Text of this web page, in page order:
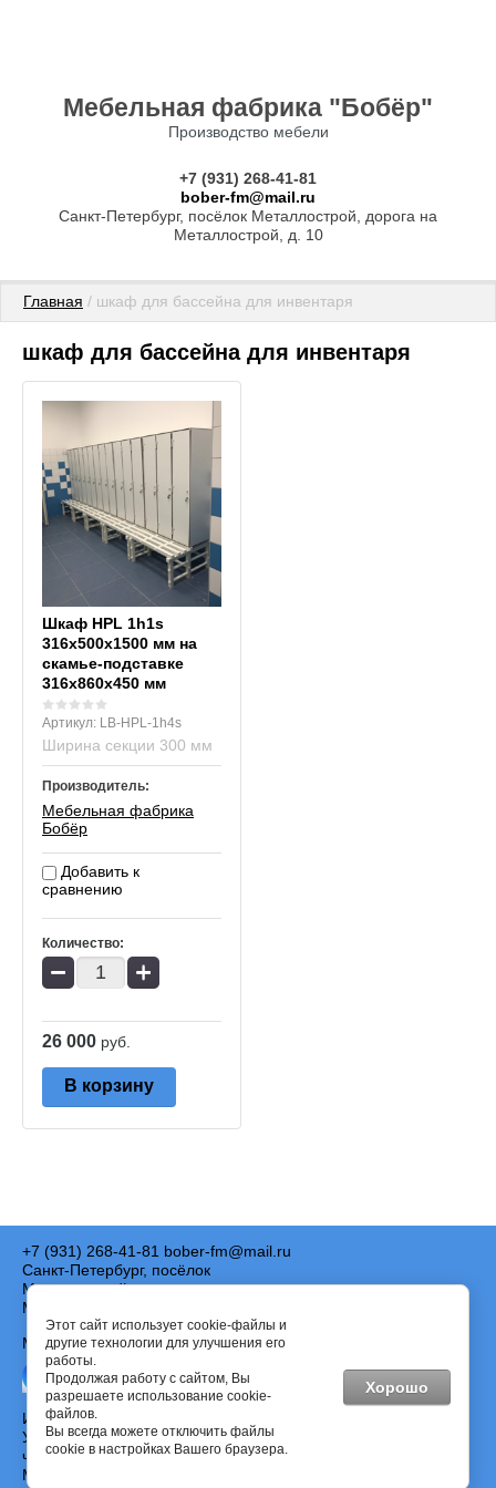
Мебельная фабрика "Бобёр"
Производство мебели
+7 (931) 268-41-81
bober-fm@mail.ru
Санкт-Петербург, посёлок Металлострой, дорога на
Металлострой, д. 10
Главная / шкаф для бассейна для инвентаря
шкаф для бассейна для инвентаря
Шкаф HPL 1h1s
316х500х1500 мм на
скамье-подставке
316х860х450 мм
Артикул: LB-HPL-1h4s
Ширина секции 300 мм
Производитель:
Мебельная фабрика
Бобёр
Добавить к
сравнению
Количество:
− +
26 000 руб.
В корзину
+7 (931) 268-41-81 bober-fm@mail.ru
Санкт-Петербург, посёлок
Металлострой, дорога на
Металлострой, д. 10
Мы в соц. сетях:
Информация на сайте не является публичной офертой.
Указанные цены действуют только при оформлении заказа
через интернет-магазин www.bober-fm.ru ©2014-2025
Мебельная фабрика "Бобёр"
Этот сайт использует cookie-файлы и
другие технологии для улучшения его
работы.
Продолжая работу с сайтом, Вы
разрешаете использование cookie-
файлов.
Вы всегда можете отключить файлы
cookie в настройках Вашего браузера.
Хорошо